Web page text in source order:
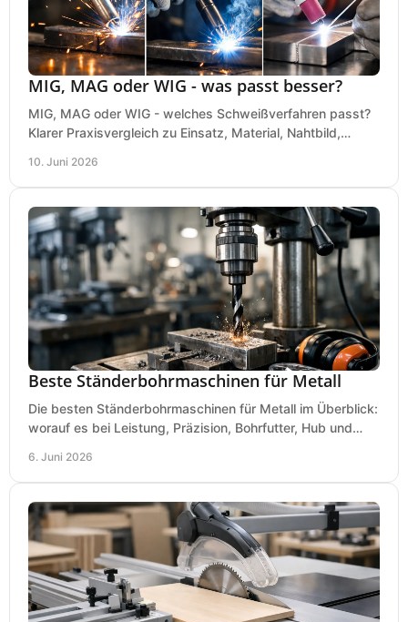
MIG, MAG oder WIG - was passt besser?
MIG, MAG oder WIG - welches Schweißverfahren passt?
Klarer Praxisvergleich zu Einsatz, Material, Nahtbild,
10. Juni 2026
Beste Ständerbohrmaschinen für Metall
Die besten Ständerbohrmaschinen für Metall im Überblick:
worauf es bei Leistung, Präzision, Bohrfutter, Hub und
6. Juni 2026